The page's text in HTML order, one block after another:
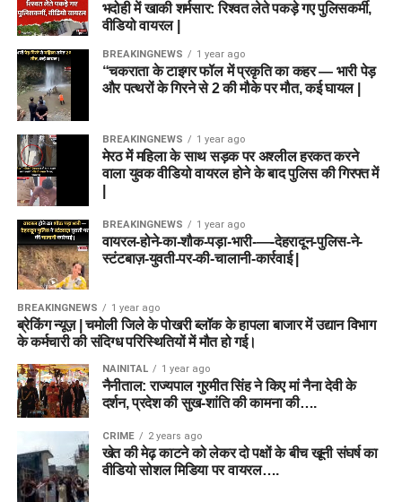
भदोही में खाकी शर्मसार: रिश्वत लेते पकड़े गए पुलिसकर्मी,
वीडियो वायरल |
BREAKINGNEWS 1 year ago
“चकराता के टाइगर फॉल में प्रकृति का कहर — भारी पेड़
और पत्थरों के गिरने से 2 की मौके पर मौत, कई घायल |
BREAKINGNEWS 1 year ago
मेरठ में महिला के साथ सड़क पर अश्लील हरकत करने
वाला युवक वीडियो वायरल होने के बाद पुलिस की गिरफ्त में
BREAKINGNEWS 1 year ago
वायरल-होने-का-शौक-पड़ा-भारी-—-देहरादून-पुलिस-ने-
स्टंटबाज़-युवती-पर-की-चालानी-कार्रवाई |
BREAKINGNEWS 1 year ago
ब्रेकिंग न्यूज़ | चमोली जिले के पोखरी ब्लॉक के हापला बाजार में उद्यान विभाग
के कर्मचारी की संदिग्ध परिस्थितियों में मौत हो गई।
NAINITAL 1 year ago
नैनीताल: राज्यपाल गुरमीत सिंह ने किए मां नैना देवी के
दर्शन, प्रदेश की सुख-शांति की कामना की….
CRIME 2 years ago
खेत की मेढ़ काटने को लेकर दो पक्षों के बीच खूनी संघर्ष का
वीडियो सोशल मिडिया पर वायरल….